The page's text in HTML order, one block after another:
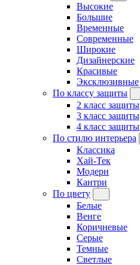
Высокие
Большие
Временные
Современные
Широкие
Дизайнерские
Красивые
Эксклюзивные
По классу защиты
2 класс защиты
3 класс защиты
4 класс защиты
По стилю интерьера
Классика
Хай-Тек
Модерн
Кантри
По цвету
Белые
Венге
Коричневые
Серые
Темные
Светлые